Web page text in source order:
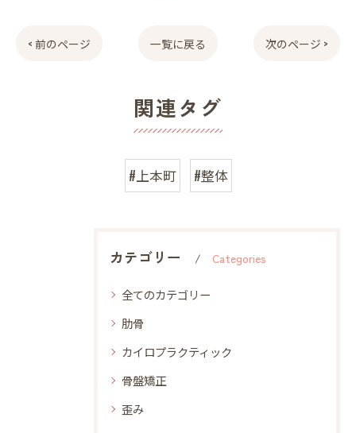
< 前のページ 一覧に戻る 次のページ >
関連タグ
#上本町 #整体
カテゴリー Categories
全てのカテゴリー
肋骨
カイロプラクティック
骨盤矯正
歪み